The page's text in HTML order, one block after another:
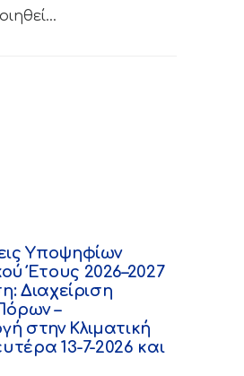
Υποψηφίων
Έτους 2026–2027
Διαχείριση
–
στην Κλιματική
13-7-2026 και